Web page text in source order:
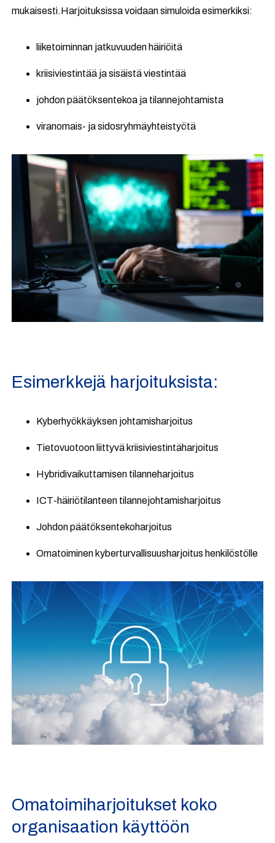
mukaisesti.Harjoituksissa voidaan simuloida esimerkiksi:
liiketoiminnan jatkuvuuden häiriöitä
kriisiviestintää ja sisäistä viestintää
johdon päätöksentekoa ja tilannejohtamista
viranomais- ja sidosryhmäyhteistyötä
Esimerkkejä harjoituksista:
Kyberhyökkäyksen johtamisharjoitus
Tietovuotoon liittyvä kriisiviestintäharjoitus
Hybridivaikuttamisen tilanneharjoitus
ICT-häiriötilanteen tilannejohtamisharjoitus
Johdon päätöksentekoharjoitus
Omatoiminen kyberturvallisuusharjoitus henkilöstölle
Omatoimiharjoitukset koko
organisaation käyttöön